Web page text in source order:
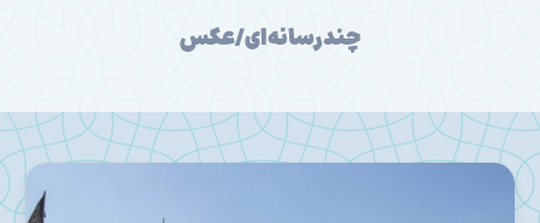
چندرسانه‌ای/عکس